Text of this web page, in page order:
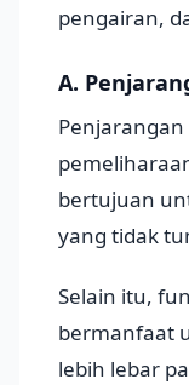
pengairan,
A.
bertujuan
yang tidak
Selain itu,
bermanfaat
lebih lebar